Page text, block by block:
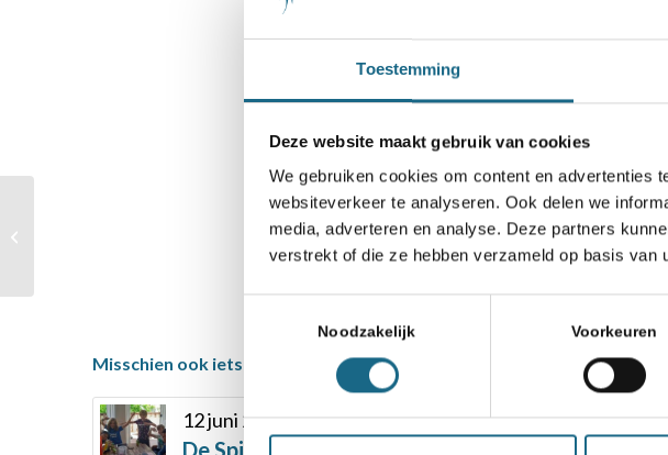
Toestemming
Deze website maakt gebruik van cookies
We gebruiken cookies om content en advertenties
websiteverkeer te analyseren. Ook delen we
media, adverteren en analyse. Deze partners
verstrekt of die ze hebben verzameld op basis van
Noodzakelijk Voorkeuren
Categorie
Schaaknieuws
Deel dit stuk
Misschien ook iets voor u
12 juni 2021
De Spits uit Utrecht Nederlands Kampioen